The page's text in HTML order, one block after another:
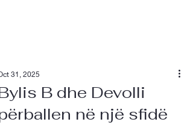
B dhe Devolli
në një sfidë
31, 2025